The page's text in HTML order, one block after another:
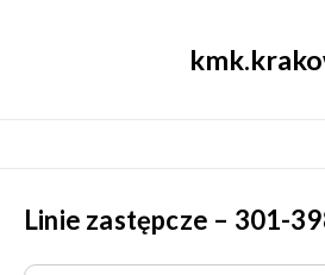
Linie zastępcze – 301-